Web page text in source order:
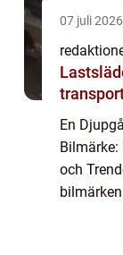
07 juli 2026
Lastsläde smartare lastning i
En
och